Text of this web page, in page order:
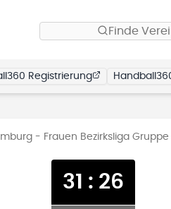
Finde
Registrierung
- Frauen Bezirksliga Gruppe
31 : 26